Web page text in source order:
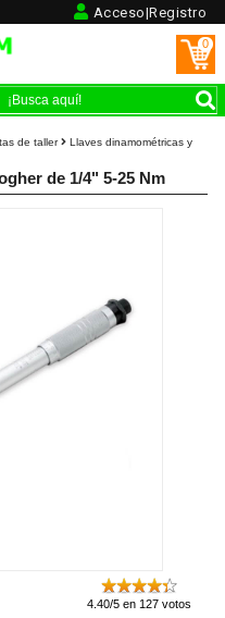
Acceso|Registro
0
de taller
Llaves dinamométricas y
de 1/4" 5-25 Nm
4.40/5 en 127 votos